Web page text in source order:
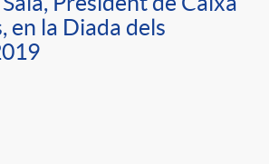
en la Diada dels